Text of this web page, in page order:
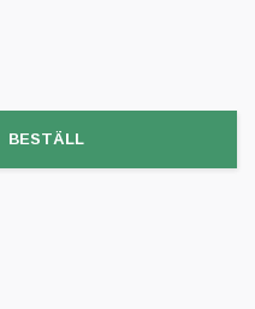
BESTÄLL